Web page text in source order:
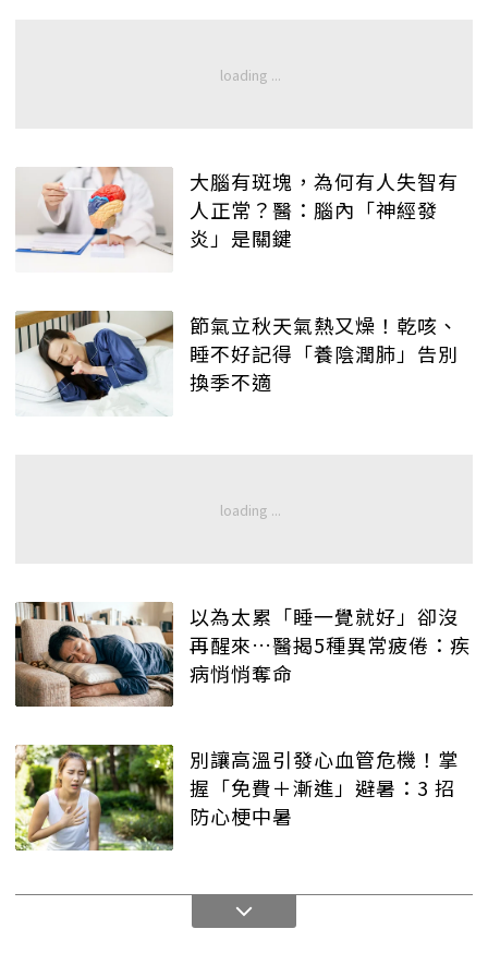
大腦有斑塊，為何有人失智有
人正常？醫：腦內「神經發
炎」是關鍵
節氣立秋天氣熱又燥！乾咳、
睡不好記得「養陰潤肺」告別
換季不適
以為太累「睡一覺就好」卻沒
再醒來…醫揭5種異常疲倦：疾
病悄悄奪命
別讓高溫引發心血管危機！掌
握「免費＋漸進」避暑：3 招
防心梗中暑